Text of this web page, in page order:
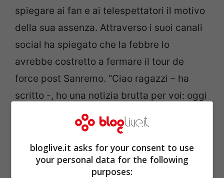
spiegare ai fan e ai telespettatori il motivo
della sua assenza. Attraverso i suoi canali
social ha spiegato che la febbre lo
avrebbe costretto a fermare il tour de
force post Sanremo. “Ciao ragazzi – ha
scritto -, ho una notizia brutta per voi: oggi
sono barricato in casa con l’influenza. Però
c’è una bella notizia, e cioè che è uscita la
classifica Fimi e il brano ‘Soldi’ è finito al
primo posto”.
bloglive.it asks for your consent to use
your personal data for the following
purposes: